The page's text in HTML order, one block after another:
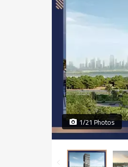
1/21 Photos